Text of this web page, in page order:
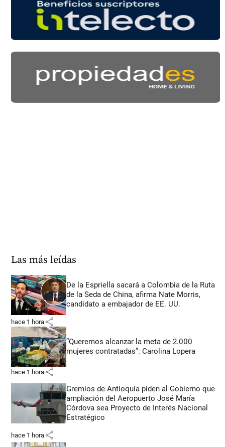
Las más leídas
De la Espriella sacará a Colombia de la Ruta
de la Seda de China, afirma Nate Morris,
candidato a embajador de EE. UU.
hace 1 hora share
“Queremos alcanzar la meta de 2.000
mujeres contratadas”: Carolina Lopera
hace 1 hora share
Gremios de Antioquia piden al Gobierno que
ampliación del Aeropuerto José María
Córdova sea Proyecto de Interés Nacional
Estratégico
hace 1 hora share